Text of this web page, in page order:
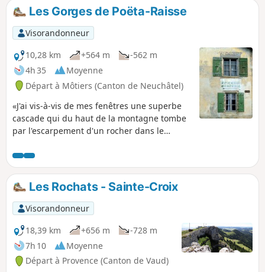
Les Gorges de Poëta-Raisse
Visorandonneur
10,28 km
+564 m
-562 m
4h 35
Moyenne
Départ à Môtiers (Canton de Neuchâtel)
«J'ai vis-à-vis de mes fenêtres une superbe
cascade qui du haut de la montagne tombe
par l'escarpement d'un rocher dans le
loin, surtout quand les eaux sont grandes»,
écrivait Rousseau. De cascade en cascade, le
long de ces gorges impressionnantes et
abruptes qui inspiraient autrefois la crainte
(poëta du latin putidus signifie altéré,
puant), ce sentier vous fera vivre un
enchantement, entre roches et eau.
Les Rochats - Sainte-Croix
Visorandonneur
18,39 km
+656 m
-728 m
7h 10
Moyenne
Départ à Provence (Canton de Vaud)